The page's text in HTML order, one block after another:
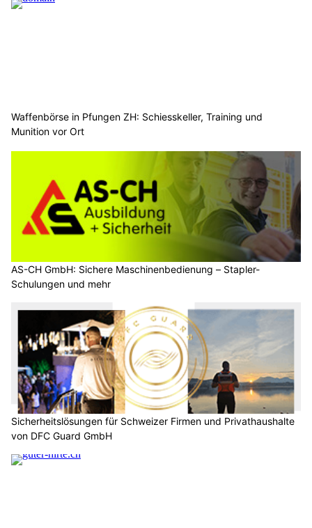
Waffenbörse in Pfungen ZH: Schiesskeller, Training und
Munition vor Ort
AS-CH GmbH: Sichere Maschinenbedienung – Stapler-
Schulungen und mehr
Sicherheitslösungen für Schweizer Firmen und Privathaushalte
von DFC Guard GmbH